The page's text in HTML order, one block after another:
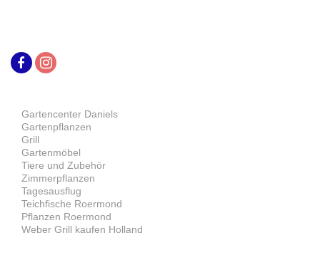
Gartencenter Daniels
Gartenpflanzen
Grill
Gartenmöbel
Tiere und Zubehör
Zimmerpflanzen
Tagesausflug
Teichfische Roermond
Pflanzen Roermond
Weber Grill kaufen Holland